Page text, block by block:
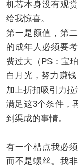
机芯本身没有观
给我惊喜。
第一是颜值，第
的成年人必须要
费过大（PS：宝
白月光，努力赚
加上折扣吸引力拉
满足这3个条件，
到渠成的事情。
有一个槽点我必
而不是螺丝。我